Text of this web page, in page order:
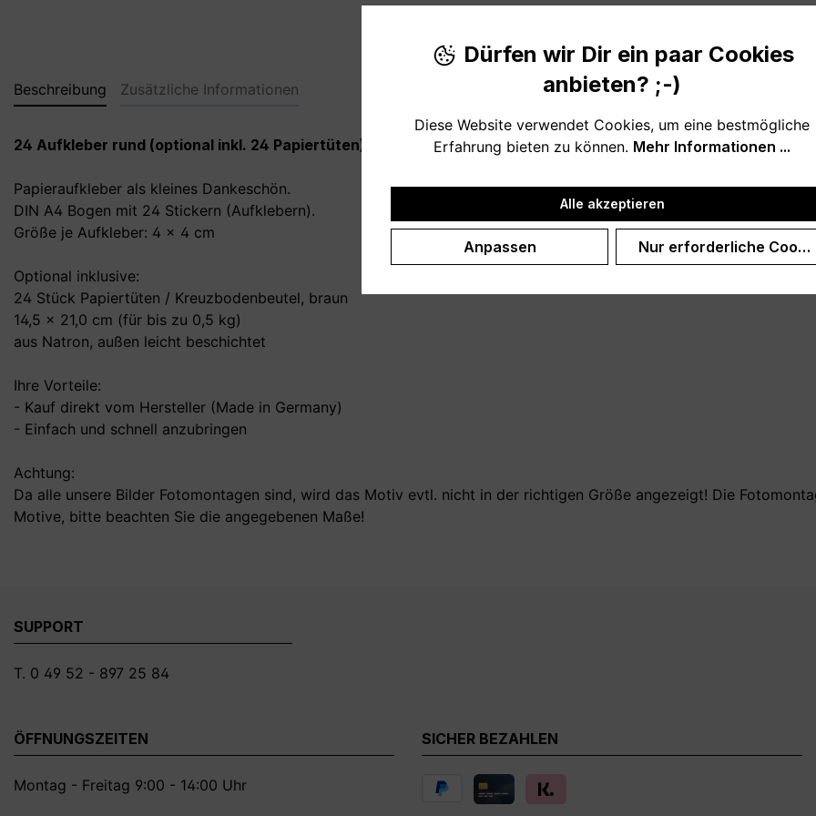
Beschreibung Zusätzliche Informationen
24 Aufkleber rund (optional inkl. 24 Papiertüten)
Papieraufkleber als kleines Dankeschön.
DIN A4 Bogen mit 24 Stickern (Aufklebern).
Größe je Aufkleber: 4 x 4 cm
Optional inklusive:
24 Stück Papiertüten / Kreuzbodenbeutel, braun
14,5 x 21,0 cm (für bis zu 0,5 kg)
aus Natron, außen leicht beschichtet
Ihre Vorteile:
- Kauf direkt vom Hersteller (Made in Germany)
- Einfach und schnell anzubringen
Achtung:
Da alle unsere Bilder Fotomontagen sind, wird das Motiv evtl. nicht in der richtigen Größe angezeigt! Die
Motive, bitte beachten Sie die angegebenen Maße!
SUPPORT
T. 0 49 52 - 897 25 84
ÖFFNUNGSZEITEN
Montag - Freitag 9:00 - 14:00 Uhr
SICHER BEZAHLEN
Dürfen wir Dir ein paar Cookies
anbieten? ;-)
Diese Website verwendet Cookies, um eine bestmögliche
Erfahrung bieten zu können. Mehr Informationen ...
Alle akzeptieren
Anpassen Nur erforderliche